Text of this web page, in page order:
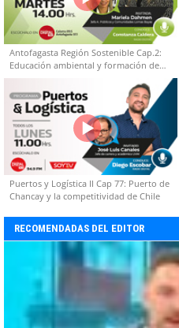
Antofagasta Región Sostenible Cap.2:
Educación ambiental y formación de
capacidades técnicas
Puertos y Logística II Cap 77: Puerto de
Chancay y la competitividad de Chile
RECOMENDADAS DEL EDITOR